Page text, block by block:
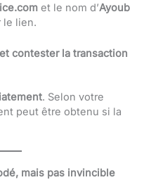
et le nom d’Ayoub
le lien.
contester la transaction
. Selon votre
peut être obtenu si la
mais pas invincible